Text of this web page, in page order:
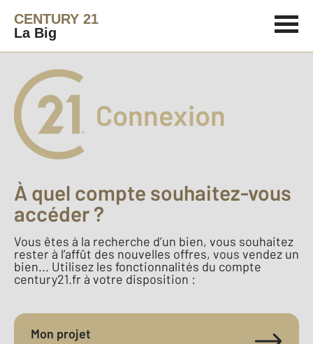
CENTURY 21
La Big
Connexion
À quel compte souhaitez-vous
accéder ?
Vous êtes à la recherche d’un bien, vous souhaitez
rester à l’affût des nouvelles offres, vous vendez un
bien... Utilisez les fonctionnalités du compte
century21.fr à votre disposition :
Mon projet